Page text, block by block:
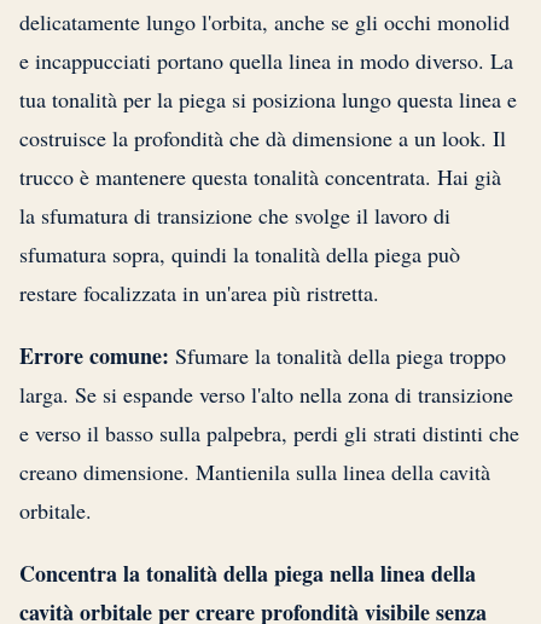
delicatamente lungo l'orbita, anche se gli occhi monolid
e incappucciati portano quella linea in modo diverso. La
tua tonalità per la piega si posiziona lungo questa linea e
costruisce la profondità che dà dimensione a un look. Il
trucco è mantenere questa tonalità concentrata. Hai già
la sfumatura di transizione che svolge il lavoro di
sfumatura sopra, quindi la tonalità della piega può
restare focalizzata in un'area più ristretta.
Errore comune: Sfumare la tonalità della piega troppo
larga. Se si espande verso l'alto nella zona di transizione
e verso il basso sulla palpebra, perdi gli strati distinti che
creano dimensione. Mantienila sulla linea della cavità
orbitale.
Concentra la tonalità della piega nella linea della
cavità orbitale per creare profondità visibile senza